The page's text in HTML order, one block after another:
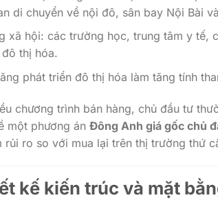
di chuyển về nội đô, sân bay Nội Bài
xã hội: các trường học, trung tâm y tế,
thị hóa.
phát triển đô thị hóa làm tăng tính
chương trình bán hàng, chủ đầu tư
một phương án Đông Anh giá gốc chủ
rủi ro so với mua lại trên thị trường thứ
kế kiến trúc và mặt